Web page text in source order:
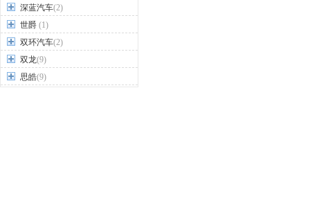
深蓝汽车(2)
世爵 (1)
双环汽车(2)
双龙(9)
思皓(9)